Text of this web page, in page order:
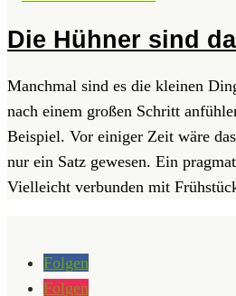
Die Hühner sind
Manchmal sind es die kleinen
nach einem großen Schritt
Beispiel. Vor einiger Zeit wäre
nur ein Satz gewesen. Ein
Vielleicht verbunden mit
Folgen
Folgen